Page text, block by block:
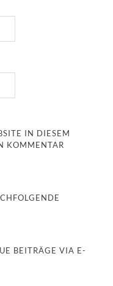
IN DIESEM
KOMMENTAR
BEITRÄGE VIA E-